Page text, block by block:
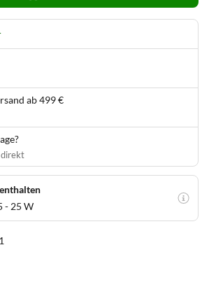
ab 499 €
- 25 W